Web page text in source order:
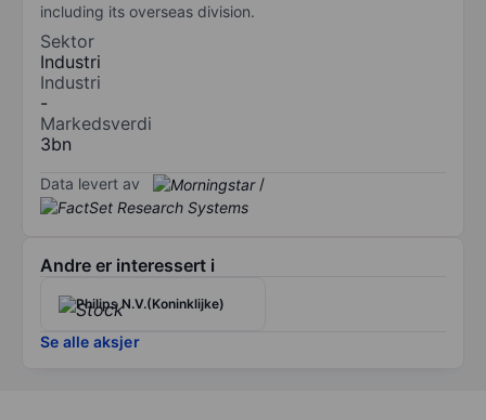
including its overseas division.
Sektor
Industri
Industri
-
Markedsverdi
3bn
Data levert av /
Andre er interessert i
Philips N.V.(Koninklijke)
Se alle aksjer